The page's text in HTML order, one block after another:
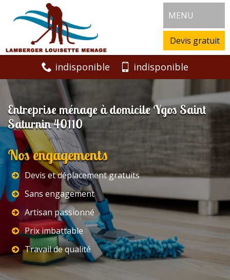
MENU
Devis gratuit
indisponible indisponible
Entreprise ménage à domicile Ygos Saint
Saturnin 40110
Nos engagements
Devis et déplacement gratuits
Sans engagement
Artisan passionné
Prix imbattable
Travail de qualité